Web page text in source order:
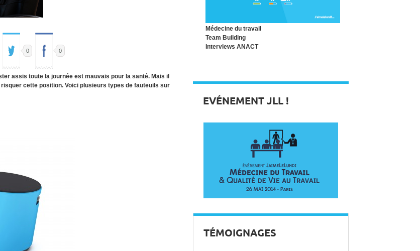
0 0
assis toute la journée est mauvais pour la santé. Mais il
cette position. Voici plusieurs types de fauteuils sur
Médecine du travail
Team Building
Interviews ANACT
EVÉNEMENT JLL !
TÉMOIGNAGES